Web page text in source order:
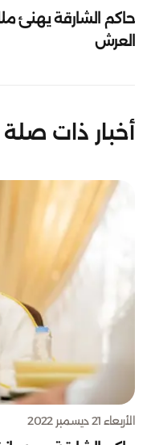
حاكم الشارقة يهنئ
العرش
أخبار ذات صلة
الأربعاء 21 ديسمبر 2022